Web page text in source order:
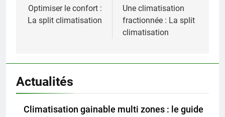
de
l’article
Optimiser le confort :
La split climatisation
Une climatisation
fractionnée : La split
climatisation
Actualités
Climatisation gainable multi zones : le guide